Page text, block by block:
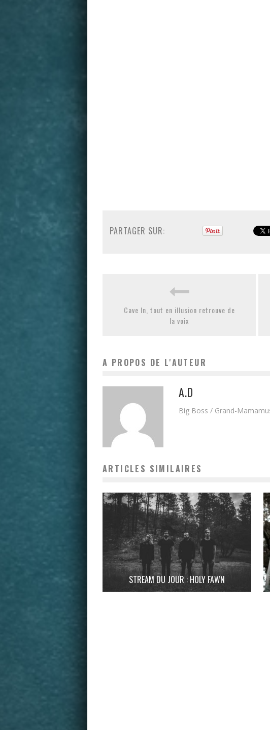
PARTAGER SUR:
Cave In, tout en illusion retrouve de
la voix
A PROPOS DE L'AUTEUR
A.D
Big Boss / Grand-
ARTICLES SIMILAIRES
STREAM DU JOUR : HOLY FAWN